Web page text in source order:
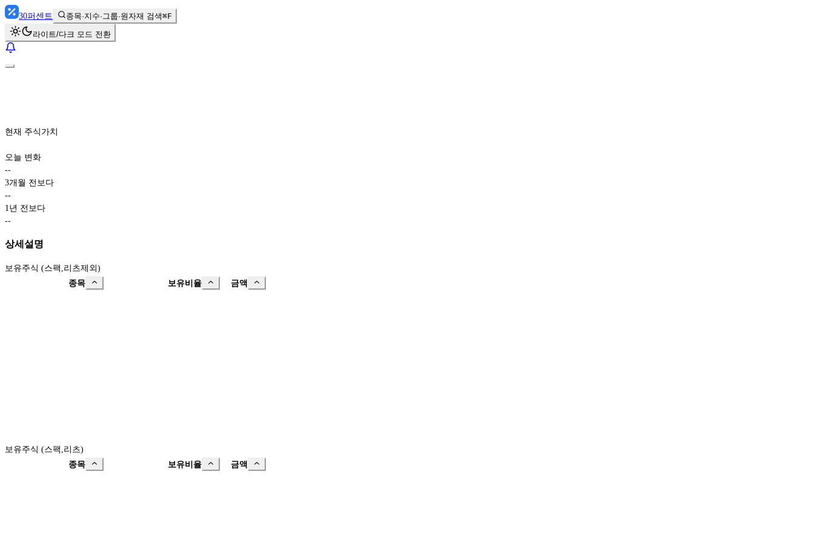
30퍼센트 종목·지수·그룹·원자재 검색⌘F
라이트/다크 모드 전환
현재 주식가치
오늘 변화
--
3개월 전보다
--
1년 전보다
--
상세설명
보유주식 (스팩,리츠제외)
종목
보유비율 금액
보유주식 (스팩,리츠)
종목
보유비율 금액